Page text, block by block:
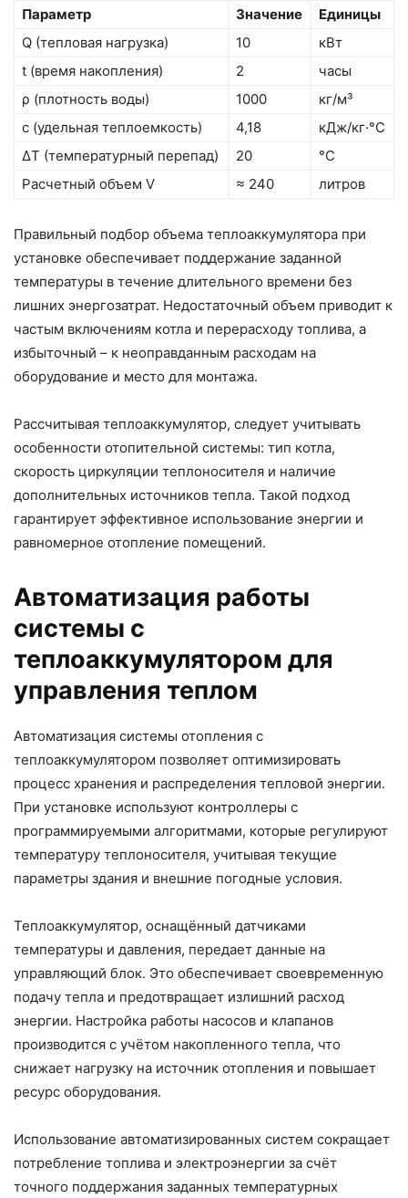
Параметр Значение
Единицы
Q (тепловая нагрузка)
10
кВт
t (время накопления)
2
часы
ρ (плотность воды)
1000
кг/м³
c (удельная теплоемкость)
4,18
кДж/кг·°C
ΔT (температурный перепад)
20
°C
Расчетный объем V
≈ 240 литров
Правильный подбор объема теплоаккумулятора при
установке обеспечивает поддержание заданной
температуры в течение длительного времени без
лишних энергозатрат. Недостаточный объем приводит к
частым включениям котла и перерасходу топлива, а
избыточный – к неоправданным расходам на
оборудование и место для монтажа.
Рассчитывая теплоаккумулятор, следует учитывать
особенности отопительной системы: тип котла,
скорость циркуляции теплоносителя и наличие
дополнительных источников тепла. Такой подход
гарантирует эффективное использование энергии и
равномерное отопление помещений.
Автоматизация работы
системы с
теплоаккумулятором для
управления теплом
Автоматизация системы отопления с
теплоаккумулятором позволяет оптимизировать
процесс хранения и распределения тепловой энергии.
При установке используют контроллеры с
программируемыми алгоритмами, которые регулируют
температуру теплоносителя, учитывая текущие
параметры здания и внешние погодные условия.
Теплоаккумулятор, оснащённый датчиками
температуры и давления, передает данные на
управляющий блок. Это обеспечивает своевременную
подачу тепла и предотвращает излишний расход
энергии. Настройка работы насосов и клапанов
производится с учётом накопленного тепла, что
снижает нагрузку на источник отопления и повышает
ресурс оборудования.
Использование автоматизированных систем сокращает
потребление топлива и электроэнергии за счёт
точного поддержания заданных температурных